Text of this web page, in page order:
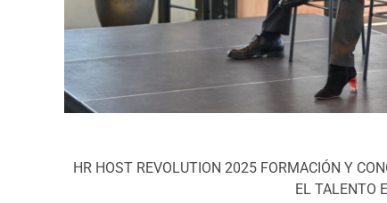
HR HOST REVOLUTION 2025 FORMACIÓN Y
EL TALENTO